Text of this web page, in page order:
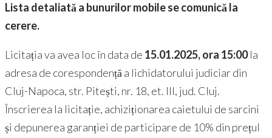
Lista detaliată a bunurilor mobile se comunică la
cerere.
Licitația va avea loc în data de 15.01.2025, ora 15:00la
adresa de corespondență a lichidatorului judiciar din
Cluj-Napoca, str. Pitești, nr. 18, et. III, jud. Cluj.
Înscrierea la licitație, achiziționarea caietului de sarcini
și depunerea garanției de participare de 10% din prețul